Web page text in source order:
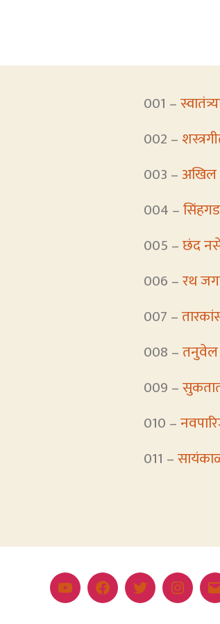
001 –
002 –
003 –अखिल
004 –
005 –छंद
006 –रथ
007 –
008 –तनुवेल
009 –
010 –
011 –